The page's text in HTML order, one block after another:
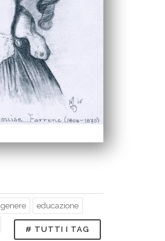
genere educazione
# TUTTI I TAG